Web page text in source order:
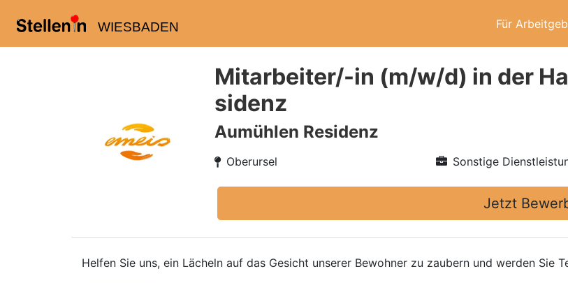
WIESBADEN Für
Mitarbeiter/-in (m/w/d) in der
sidenz
Aumühlen Residenz
Oberursel Sonstige
Jetzt
Helfen Sie uns, ein Lächeln auf das Gesicht unserer Bewohner zu zaubern und werden Sie